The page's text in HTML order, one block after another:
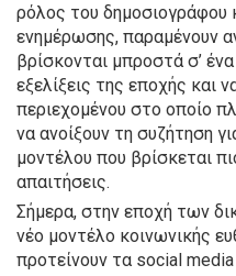
ρόλος του δημοσιογράφου
ενημέρωσης, παραμένουν
βρίσκονται μπροστά σ’
εξελίξεις της εποχής και
περιεχομένου στο οποίο
να ανοίξουν τη συζήτηση
μοντέλου που βρίσκεται
απαιτήσεις.
Σήμερα, στην εποχή των
νέο μοντέλο κοινωνικής
προτείνουν τα social media